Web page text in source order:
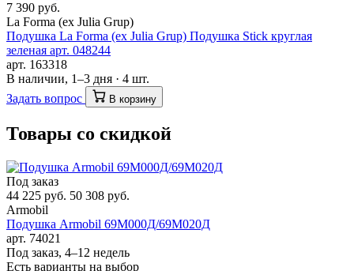
7 390 руб.
La Forma (ех Julia Grup)
Подушка La Forma (ех Julia Grup) Подушка Stick круглая
зеленая арт. 048244
арт. 163318
В наличии, 1–3 дня · 4 шт.
Задать вопрос
В корзину
Товары со скидкой
Под заказ
44 225 руб. 50 308 руб.
Armobil
Подушка Armobil 69M000Д/69M020Д
арт. 74021
Под заказ, 4–12 недель
Есть варианты на выбор